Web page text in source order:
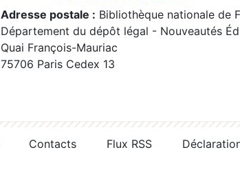
Adresse postale : Bibliothèque nationale de
Département du dépôt légal - Nouveautés
Quai François-Mauriac
75706 Paris Cedex 13
Contacts Flux RSS